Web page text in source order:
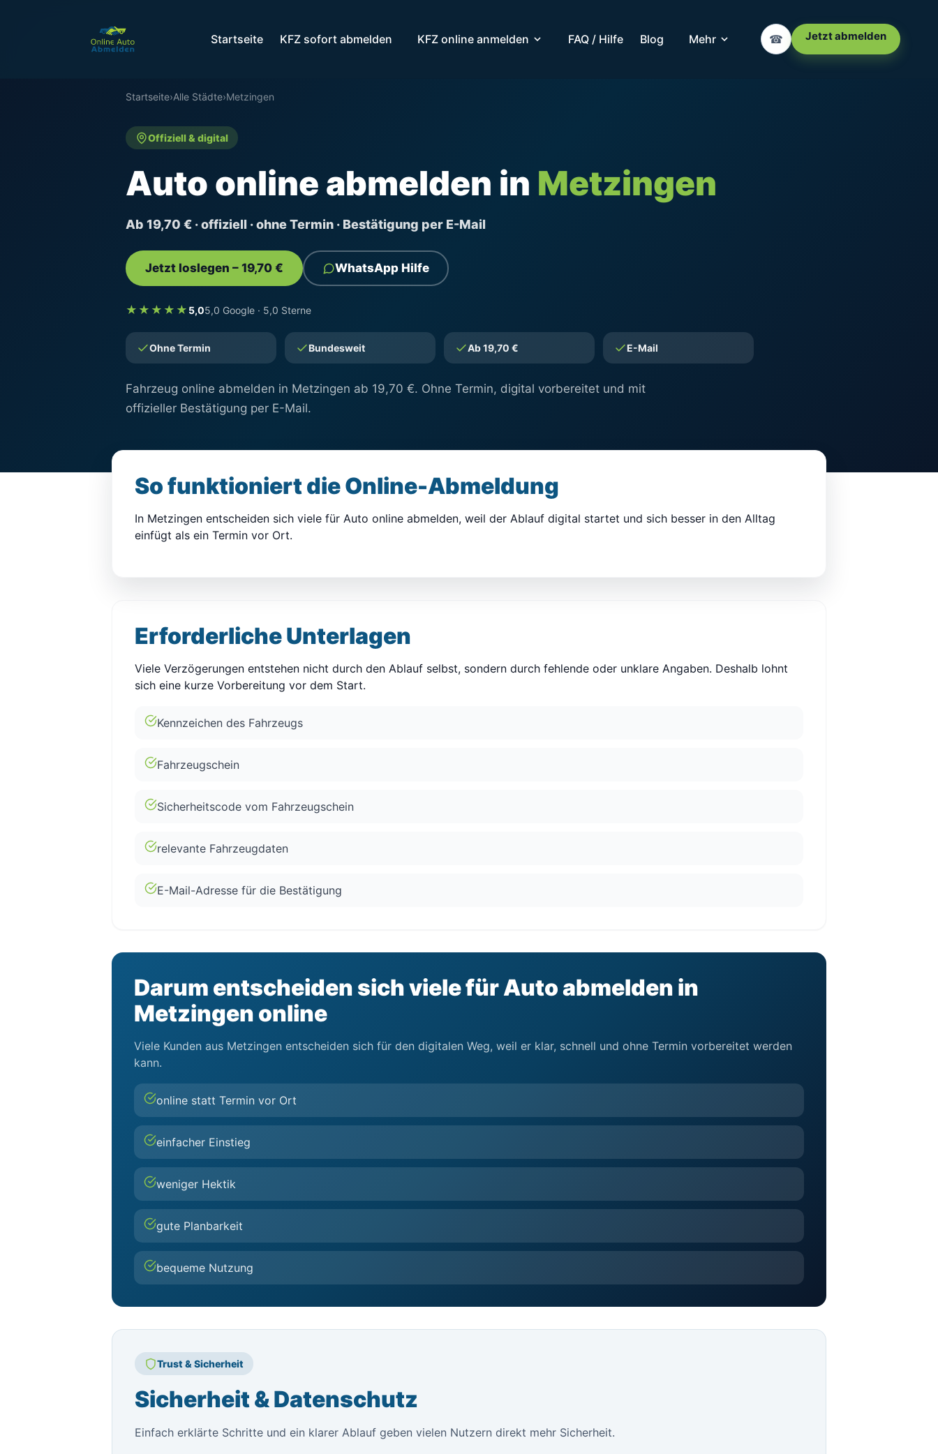
Startseite KFZ sofort abmelden KFZ online anmelden FAQ / Hilfe Blog Mehr ☎ Jetzt abmelden
Startseite›Alle Städte›Metzingen
Offiziell & digital
Auto online abmelden in Metzingen
Ab 19,70 € · offiziell · ohne Termin · Bestätigung per E-Mail
Jetzt loslegen – 19,70 € WhatsApp Hilfe
★★★★★ 5,05,0 Google · 5,0 Sterne
Ohne Termin Bundesweit Ab 19,70 € E-Mail
Fahrzeug online abmelden in Metzingen ab 19,70 €. Ohne Termin, digital vorbereitet und mit
offizieller Bestätigung per E-Mail.
So funktioniert die Online-Abmeldung
In Metzingen entscheiden sich viele für Auto online abmelden, weil der Ablauf digital startet und sich besser in den Alltag
einfügt als ein Termin vor Ort.
Erforderliche Unterlagen
Viele Verzögerungen entstehen nicht durch den Ablauf selbst, sondern durch fehlende oder unklare Angaben. Deshalb lohnt
sich eine kurze Vorbereitung vor dem Start.
Kennzeichen des Fahrzeugs
Fahrzeugschein
Sicherheitscode vom Fahrzeugschein
relevante Fahrzeugdaten
E-Mail-Adresse für die Bestätigung
Darum entscheiden sich viele für Auto abmelden in
Metzingen online
Viele Kunden aus Metzingen entscheiden sich für den digitalen Weg, weil er klar, schnell und ohne Termin vorbereitet werden
kann.
online statt Termin vor Ort
einfacher Einstieg
weniger Hektik
gute Planbarkeit
bequeme Nutzung
Trust & Sicherheit
Sicherheit & Datenschutz
Einfach erklärte Schritte und ein klarer Ablauf geben vielen Nutzern direkt mehr Sicherheit.